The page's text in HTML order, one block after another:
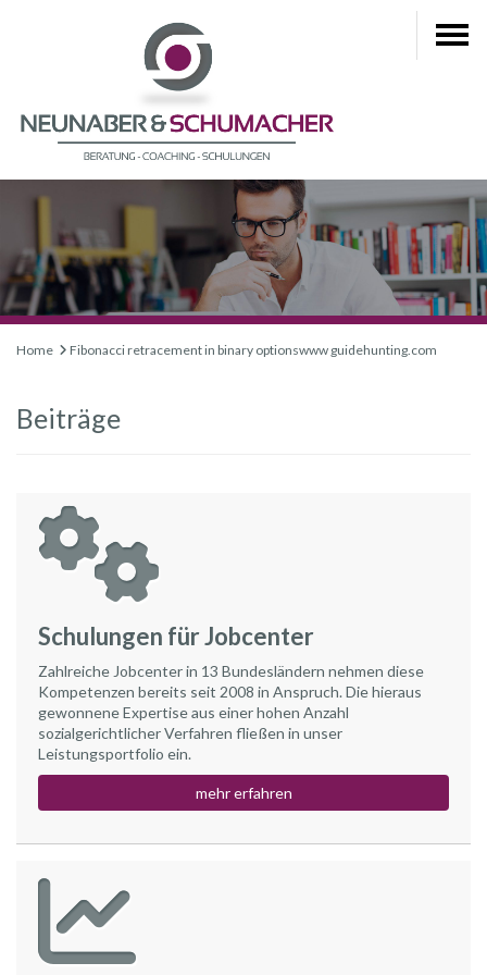
Home Fibonacci retracement in binary optionswww guidehunting.com
Beiträge
Schulungen für Jobcenter
Zahlreiche Jobcenter in 13 Bundesländern nehmen diese
Kompetenzen bereits seit 2008 in Anspruch. Die hieraus
gewonnene Expertise aus einer hohen Anzahl
sozialgerichtlicher Verfahren fließen in unser
Leistungsportfolio ein.
mehr erfahren